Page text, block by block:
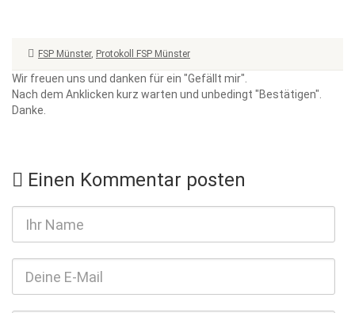
FSP Münster, Protokoll FSP Münster
Wir freuen uns und danken für ein "Gefällt mir".
Nach dem Anklicken kurz warten und unbedingt "Bestätigen".
Danke.
Einen Kommentar posten